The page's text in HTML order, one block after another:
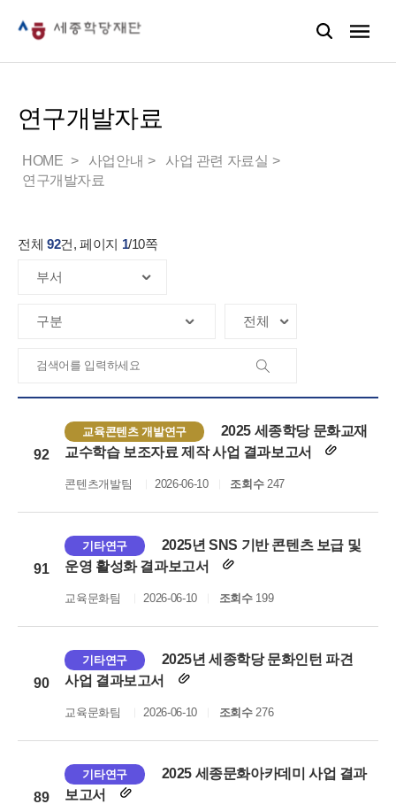
연구개발자료
HOME 사업안내
사업 관련 자료실
연구개발자료
전체 92건, 페이지 1/10쪽
92
교육콘텐츠 개발연구
2025 세종학당 문화교재
교수학습 보조자료 제작 사업 결과보고서
콘텐츠개발팀 2026-06-10 조회수247
91
기타연구
2025년 SNS 기반 콘텐츠 보급 및
운영 활성화 결과보고서
교육문화팀 2026-06-10 조회수199
90
기타연구
2025년 세종학당 문화인턴 파견
사업 결과보고서
교육문화팀 2026-06-10 조회수276
89
기타연구
2025 세종문화아카데미 사업 결과
보고서